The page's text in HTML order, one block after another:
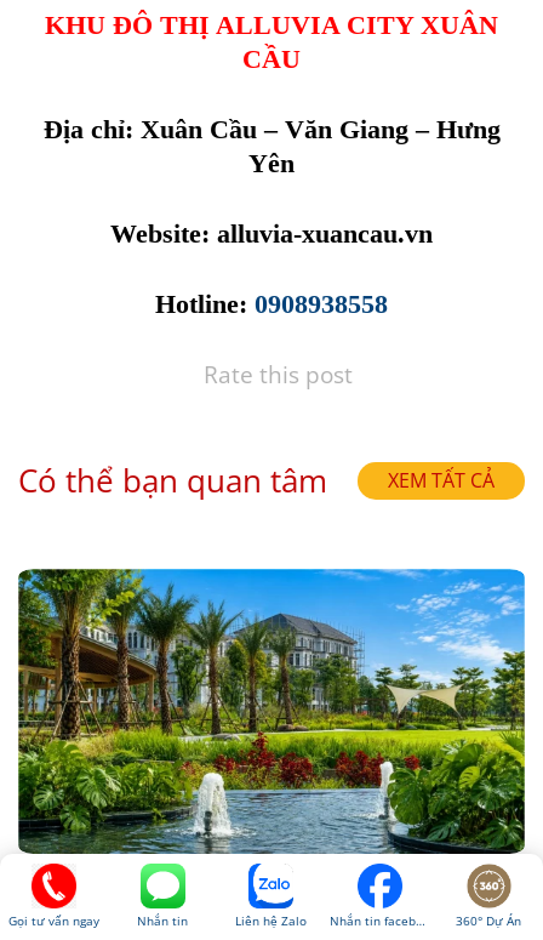
KHU ĐÔ THỊ ALLUVIA CITY XUÂN
CẦU
Địa chỉ: Xuân Cầu – Văn Giang – Hưng
Yên
Website: alluvia-xuancau.vn
Hotline: 0908938558
Rate this post
Có thể bạn quan tâm XEM TẤT CẢ
Alluvia City tháng 8/2026: 7 yếu tố đang thúc đẩy
sức hút của khu đô thị ven sông Hồng
Gọi tư vấn ngay Nhắn tin Liên hệ Zalo Nhắn tin facebook 360° Dự Án